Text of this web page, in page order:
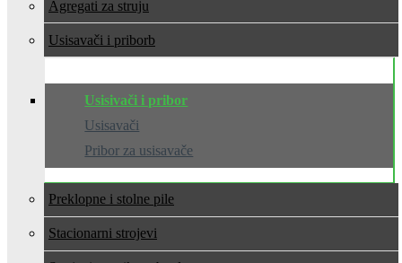
Agregati za struju
Usisavači i pribor
Usisivači i pribor
Usisavači
Pribor za usisavače
Preklopne i stolne pile
Stacionarni strojevi